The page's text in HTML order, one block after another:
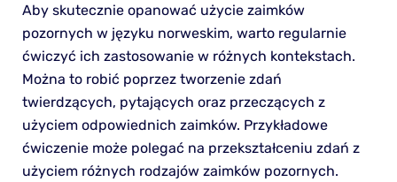
Aby skutecznie opanować użycie zaimków
pozornych w języku norweskim, warto regularnie
ćwiczyć ich zastosowanie w różnych kontekstach.
Można to robić poprzez tworzenie zdań
twierdzących, pytających oraz przeczących z
użyciem odpowiednich zaimków. Przykładowe
ćwiczenie może polegać na przekształceniu zdań z
użyciem różnych rodzajów zaimków pozornych.